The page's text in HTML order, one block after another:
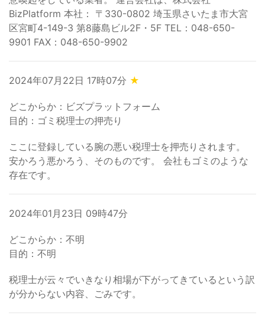
BizPlatform 本社： 〒330-0802 埼玉県さいたま市大宮
区宮町4-149-3 第8藤島ビル2F・5F TEL：048-650-
9901 FAX：048-650-9902
2024年07月22日 17時07分 ★
どこからか：ビズプラットフォーム
目的：ゴミ税理士の押売り
ここに登録している腕の悪い税理士を押売りされます。
安かろう悪かろう、そのものです。 会社もゴミのような
存在です。
2024年01月23日 09時47分
どこからか：不明
目的：不明
税理士が云々でいきなり相場が下がってきているという訳
が分からない内容、ごみです。